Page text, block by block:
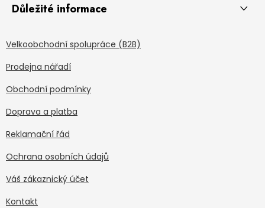
Důležité informace
Velkoobchodní spolupráce (B2B)
Prodejna nářadí
Obchodní podmínky
Doprava a platba
Reklamační řád
Ochrana osobních údajů
Váš zákaznický účet
Kontakt